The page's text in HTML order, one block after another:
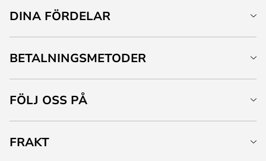
DINA FÖRDELAR
BETALNINGSMETODER
FÖLJ OSS PÅ
FRAKT